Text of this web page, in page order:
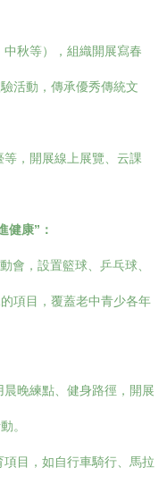
秋等），組織開展寫春
活動，傳承優秀傳統文
，開展線上展覽、云課
健康”：
會，設置籃球、乒乓球、
項目，覆蓋老中青少各年
晚練點、健身路徑，開展
。
目，如自行車騎行、馬拉